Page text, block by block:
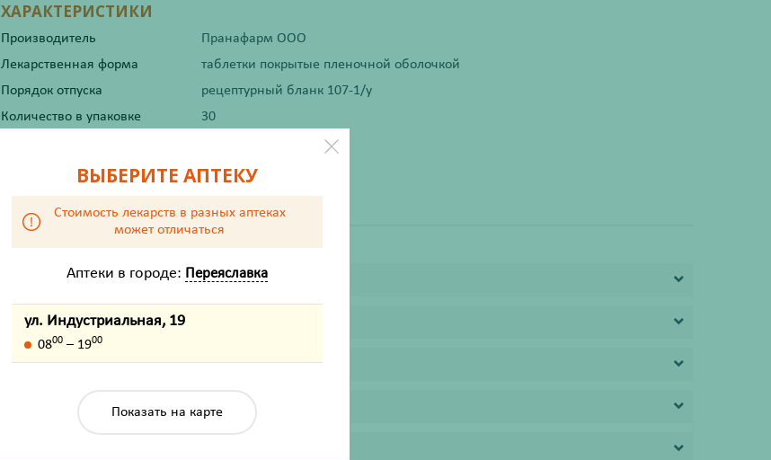
ХАРАКТЕРИСТИКИ
Производитель
Пранафарм ООО
Лекарственная форма
таблетки покрытые пленочной оболочкой
Порядок отпуска
рецептурный бланк 107-1/у
Количество в упаковке
30
ВЫБЕРИТЕ АПТЕКУ
Стоимость лекарств в разных аптеках
может отличаться
Аптеки в городе: Переяславка
ул. Индустриальная, 19
0800 – 1900
Показать на карте